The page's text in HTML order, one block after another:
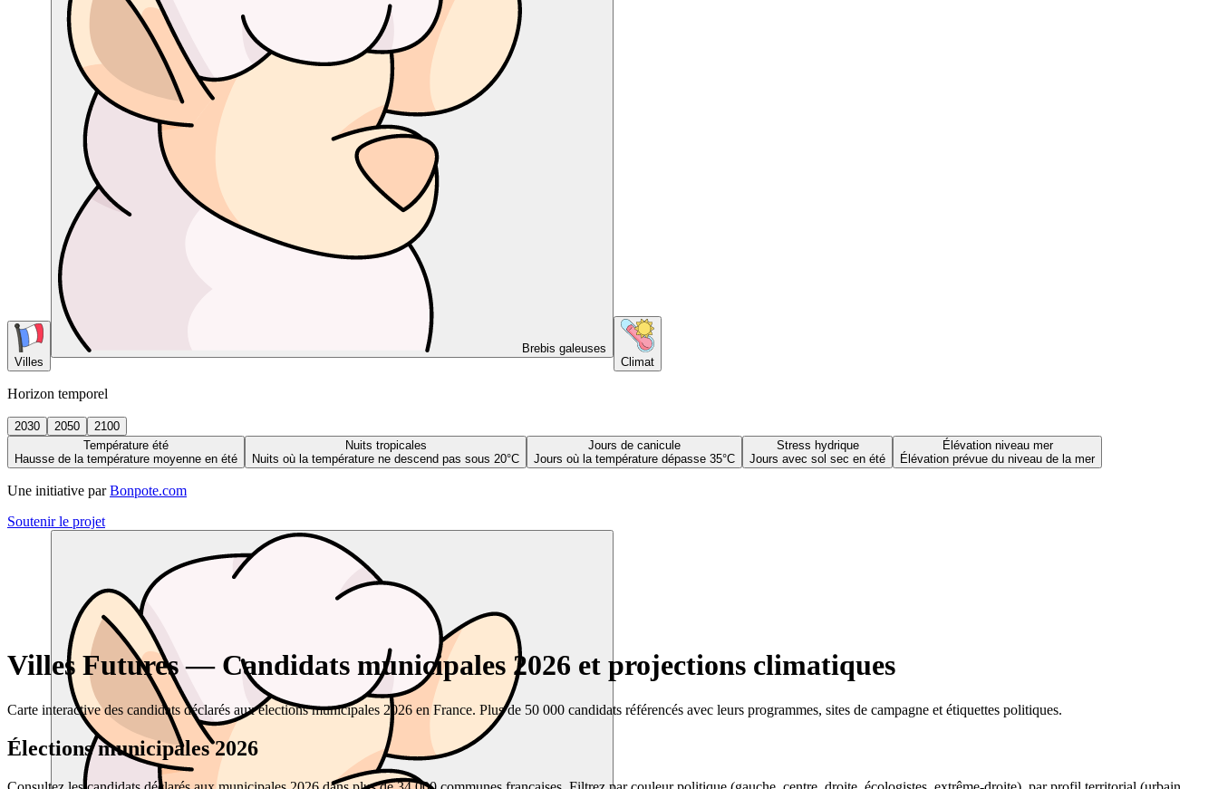
Villes
Brebis galeuses
Climat
Horizon temporel
2030 2050
2100
Température été
Hausse de la température moyenne en été
Nuits tropicales
Nuits où la température ne descend pas sous 20°C
Jours de canicule
Jours où la température dépasse 35°C
Stress hydrique
Jours avec sol sec en été
Élévation niveau mer
Élévation prévue du niveau de la mer
Une initiative par Bonpote.com
Soutenir le projet
Villes Futures — Candidats municipales 2026 et projections climatiques
Carte interactive des candidats déclarés aux élections municipales 2026 en France. Plus de 50 000 candidats référencés avec leurs programmes, sites de campagne et étiquettes politiques.
Élections municipales 2026